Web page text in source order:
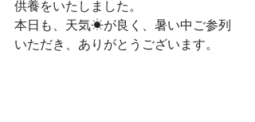
供養をいたしました。
本日も、天気☀が良く、暑い中ご参列
いただき、ありがとうございます。